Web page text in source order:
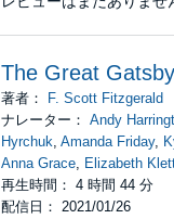
The Great Gatsby
著者：
F. Scott Fitzgerald
ナレーター：Andy
Hyrchuk,Amanda Friday,
Anna Grace, Elizabeth
再生時間： 4 時間 44 分
配信日： 2021/01/26